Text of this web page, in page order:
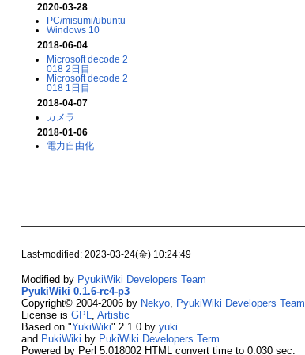
2020-03-28
PC/misumi/ubuntu
Windows 10
2018-06-04
Microsoft decode 2
018 2日目
Microsoft decode 2
018 1日目
2018-04-07
カメラ
2018-01-06
電力自由化
Last-modified: 2023-03-24(金) 10:24:49
Modified by PyukiWiki Developers Team
PyukiWiki 0.1.6-rc4-p3
Copyright© 2004-2006 by Nekyo,
PyukiWiki Developers Team
License is GPL
Artistic
Based on "YukiWiki" 2.1.0 by yuki
and PukiWiki by PukiWiki Developers Term
Powered by Perl 5.018002 HTML convert time to 0.030 sec.